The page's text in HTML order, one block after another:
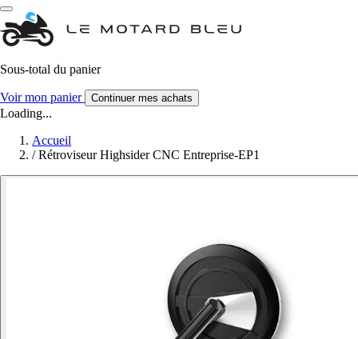
Sous-total du panier
Voir mon panier Continuer mes achats
Loading...
Accueil
/ Rétroviseur Highsider CNC Entreprise-EP1